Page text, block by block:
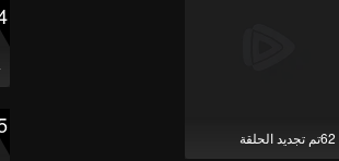
62تم تجديد الحلقة